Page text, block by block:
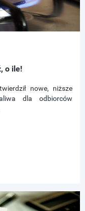
o ile!
nowe, niższe
dla odbiorców